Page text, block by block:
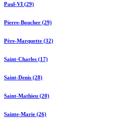
Paul-VI (29)
Pierre-Boucher (29)
Père-Marquette (32)
Saint-Charles (17)
Saint-Denis (28)
Saint-Mathieu (20)
Sainte-Marie (26)